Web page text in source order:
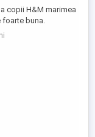
copii H&M marimea
foarte buna.